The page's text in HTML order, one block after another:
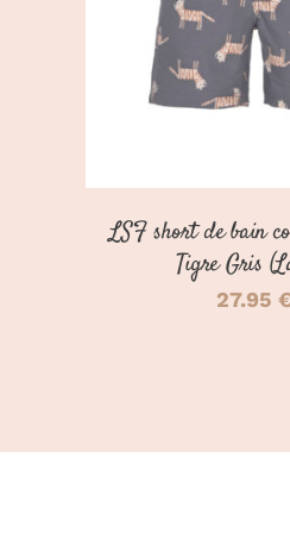
LSF short de bain
Tigre Gris
27.95